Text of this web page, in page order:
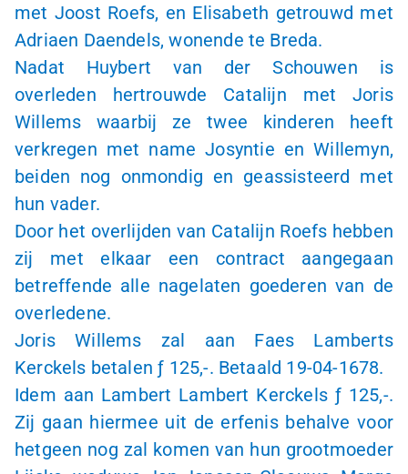
met Joost Roefs, en Elisabeth getrouwd met
Adriaen Daendels, wonende te Breda.
Nadat Huybert van der Schouwen is
overleden hertrouwde Catalijn met Joris
Willems waarbij ze twee kinderen heeft
verkregen met name Josyntie en Willemyn,
beiden nog onmondig en geassisteerd met
hun vader.
Door het overlijden van Catalijn Roefs hebben
zij met elkaar een contract aangegaan
betreffende alle nagelaten goederen van de
overledene.
Joris Willems zal aan Faes Lamberts
Kerckels betalenƒ 125,-. Betaald 19-04-1678.
Idem aan Lambert Lambert Kerckels ƒ 125,-.
Zij gaan hiermee uit de erfenis behalve voor
hetgeen nog zal komen van hun grootmoeder